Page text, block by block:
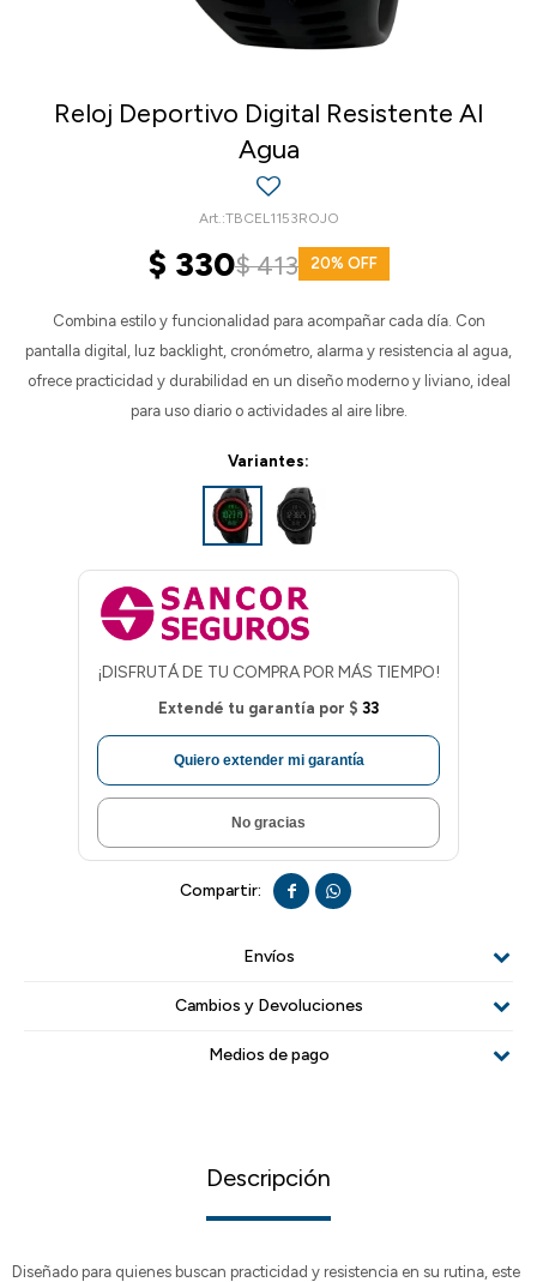
Reloj Deportivo Digital Resistente Al
Agua
TBCEL1153ROJO
$ 330$413 20
Combina estilo y funcionalidad para acompañar cada día. Con
pantalla digital, luz backlight, cronómetro, alarma y resistencia al agua,
ofrece practicidad y durabilidad en un diseño moderno y liviano, ideal
para uso diario o actividades al aire libre.
Variantes:
¡DISFRUTÁ DE TU COMPRA POR MÁS TIEMPO!
Extendé tu garantía por $ 33
Quiero extender mi garantía
No gracias
 
Envíos
Cambios y Devoluciones
Medios de pago
Descripción
Diseñado para quienes buscan practicidad y resistencia en su rutina, este